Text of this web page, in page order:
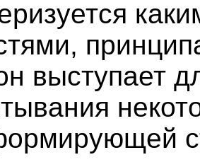
выступает